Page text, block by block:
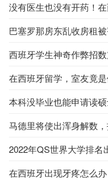
没有医生也没有开药！
验？
巴塞罗那房东乱收房租
它……
西班牙学生神奇作弊招
的……
在西班牙留学，室友竟
人？！
本科没毕业也能申请读
大学支持！
马德里将使出浑身解数
地！
2022年QS世界大学排名
选择？
在西班牙出现牙疼怎么